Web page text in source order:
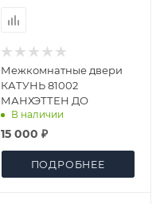
Межкомнатные двери
КАТУНЬ 81002
МАНХЭТТЕН ДО
В наличии
15 000 ₽
ПОДРОБНЕЕ